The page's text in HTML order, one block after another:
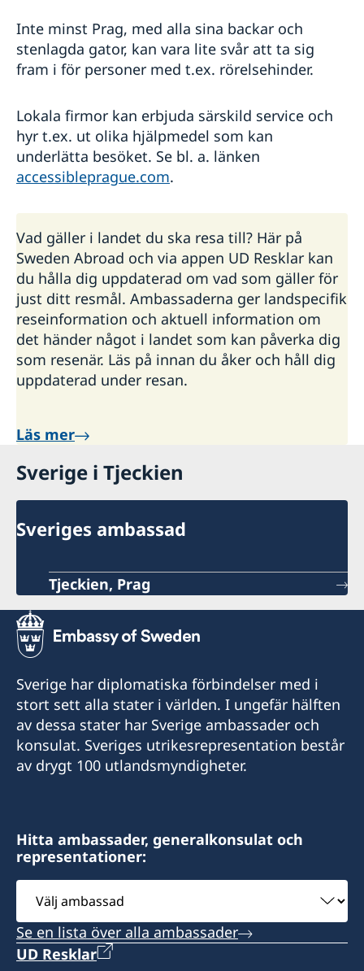
Inte minst Prag, med alla sina backar och
stenlagda gator, kan vara lite svår att ta sig
fram i för personer med t.ex. rörelsehinder.
Lokala firmor kan erbjuda särskild service och
hyr t.ex. ut olika hjälpmedel som kan
underlätta besöket. Se bl. a. länken
accessibleprague.com.
Vad gäller i landet du ska resa till? Här på
Sweden Abroad och via appen UD Resklar kan
du hålla dig uppdaterad om vad som gäller för
just ditt resmål. Ambassaderna ger landspecifik
reseinformation och aktuell information om
det händer något i landet som kan påverka dig
som resenär. Läs på innan du åker och håll dig
uppdaterad under resan.
Läs mer
Sverige i Tjeckien
Sveriges ambassad
Tjeckien, Prag
Sverige har diplomatiska förbindelser med i
stort sett alla stater i världen. I ungefär hälften
av dessa stater har Sverige ambassader och
konsulat. Sveriges utrikesrepresentation består
av drygt 100 utlandsmyndigheter.
Hitta ambassader, generalkonsulat och
representationer:
Välj
ambassad
Se en lista över alla ambassader
UD Resklar